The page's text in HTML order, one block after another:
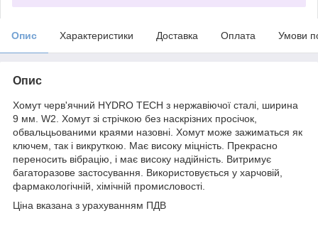
Опис Характеристики Доставка Оплата Умови
Опис
Хомут черв'ячний HYDRO TECH з нержавіючої сталі, ширина
9 мм. W2. Хомут зі стрічкою без наскрізних просічок,
обвальцьованими краями назовні. Хомут може зажиматься як
ключем, так і викруткою. Має високу міцність. Прекрасно
переносить вібрацію, і має високу надійність. Витримує
багаторазове застосування. Використовується у харчовій,
фармакологічній, хімічній промисловості.
Ціна вказана з урахуванням ПДВ